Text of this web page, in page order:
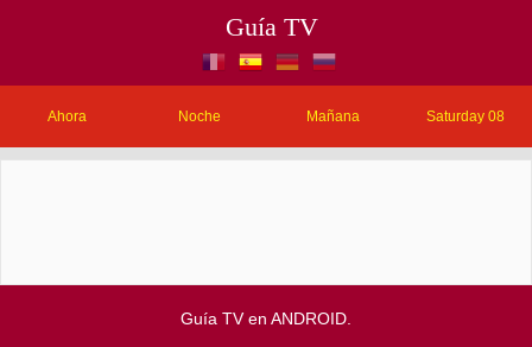
Guía TV
Ahora Noche Mañana Saturday 08
Guía TV en ANDROID.